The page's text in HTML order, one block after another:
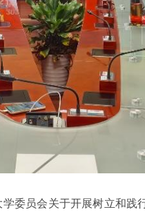
委员会关于开展树立和践